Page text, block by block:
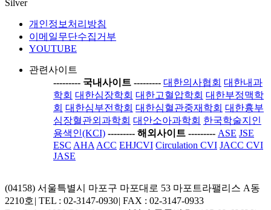
Silver
개인정보처리방침
이메일무단수집거부
YOUTUBE
관련사이트
--------- 국내사이트 --------- 대한의사협회 대한내과
학회 대한심장학회 대한고혈압학회 대한부정맥학
회 대한심부전학회 대한심혈관중재학회 대한흉부
심장혈관외과학회 대안소아과학회 한국학술지인
용색인(KCI) --------- 해외사이트 --------- ASE JSE
ESC AHA ACC EHJCVI Circulation CVI JACC CVI
JASE
(04158) 서울특별시 마포구 마포대로 53 마포트라팰리스 A동
2210호 | TEL : 02-3147-0930| FAX : 02-3147-0933